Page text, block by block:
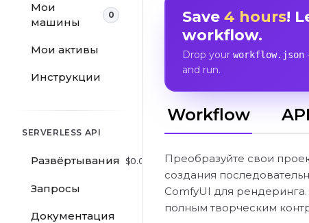
Мои
машины
0
Мои активы
Инструкции
SERVERLESS API
Развёртывания $0.00
Запросы
Документация
Save 4 hours!
workflow.
Drop your workflow.json
and run.
Workflow API
Преобразуйте свои
создания
ComfyUI для
полным творческим